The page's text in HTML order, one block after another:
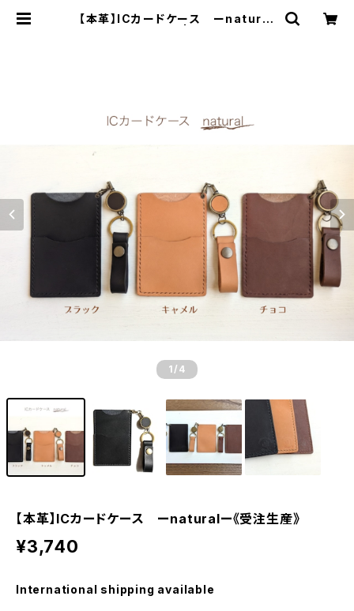
【本革】ICカードケース ーnatural
1 /4
【本革】ICカードケース ーnaturalー《受注生産》
¥3,740
International shipping available